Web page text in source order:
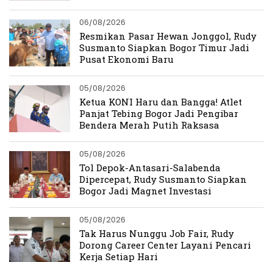
06/08/2026
Resmikan Pasar Hewan Jonggol, Rudy
Susmanto Siapkan Bogor Timur Jadi
Pusat Ekonomi Baru
05/08/2026
Ketua KONI Haru dan Bangga! Atlet
Panjat Tebing Bogor Jadi Pengibar
Bendera Merah Putih Raksasa
05/08/2026
Tol Depok-Antasari-Salabenda
Dipercepat, Rudy Susmanto Siapkan
Bogor Jadi Magnet Investasi
05/08/2026
Tak Harus Nunggu Job Fair, Rudy
Dorong Career Center Layani Pencari
Kerja Setiap Hari